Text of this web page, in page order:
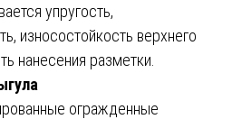
упругость,
износостойкость верхнего
нанесения разметки.
огражденные